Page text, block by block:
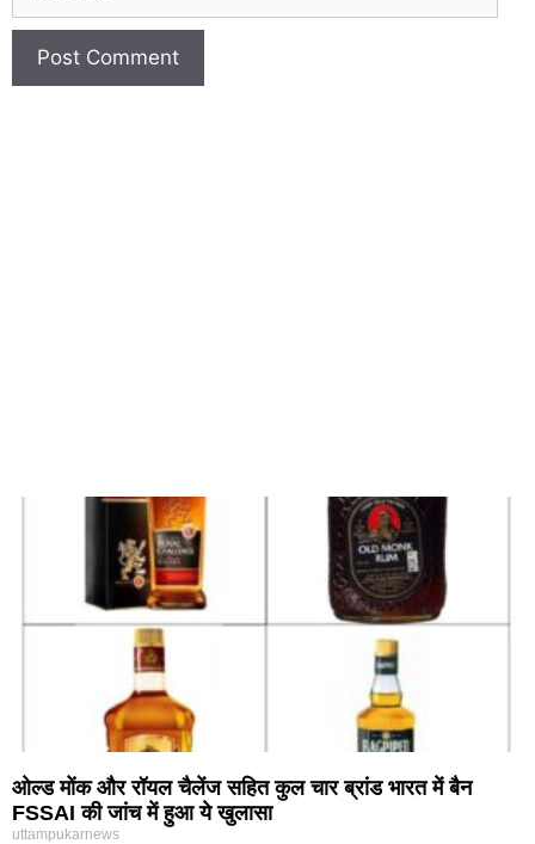
ओल्ड मोंक और रॉयल चैलेंज सहित कुल चार ब्रांड भारत में बैन
FSSAI की जांच में हुआ ये खुलासा
uttampukarnews